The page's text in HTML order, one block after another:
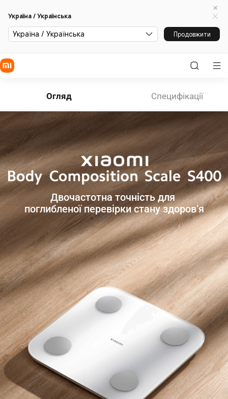
Україна / Українська
Україна / Українська Продовжити
Огляд Специфікації
Двочастотна точність для
поглибленої перевірки стану здоров’я